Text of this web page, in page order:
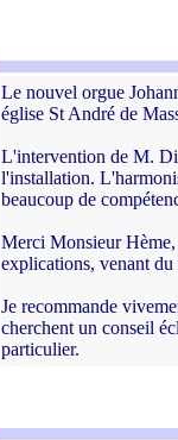
Le nouvel orgue
église St André de
L'intervention de M.
l'installation.
beaucoup de
Merci Monsieur
explications, venant
Je recommande
cherchent un conseil
particulier.